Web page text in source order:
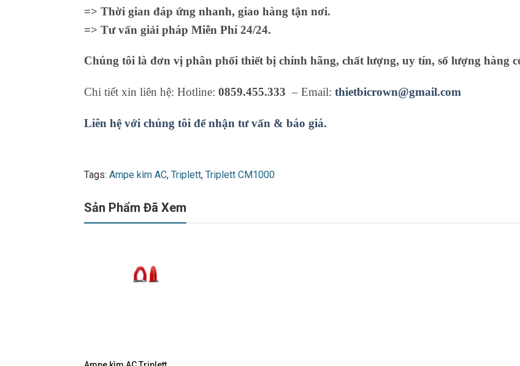
=> Thời gian đáp ứng nhanh, giao hàng tận nơi.
=> Tư vấn giải pháp Miễn Phí 24/24.
Chúng tôi là đơn vị phân phối thiết bị chính hãng, chất lượng, uy tín, số lượng hàng
Chi tiết xin liên hệ: Hotline: 0859.455.333 – Email: thietbicrown@gmail.com
Liên hệ với chúng tôi để nhận tư vấn & báo giá.
Tags: Ampe kìm AC, Triplett, Triplett CM1000
Sản Phẩm Đã Xem